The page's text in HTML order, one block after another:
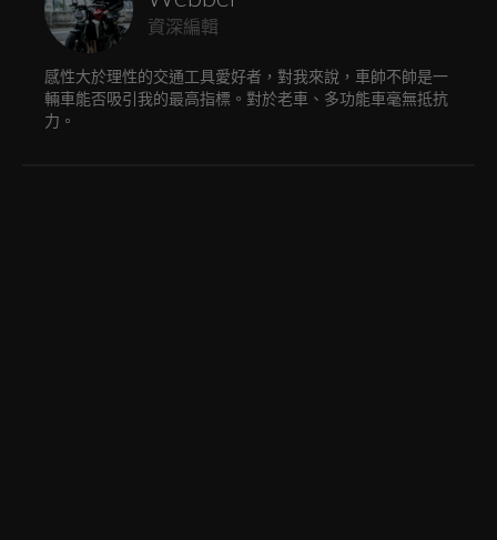
資深編輯
感性大於理性的交通工具愛好者，對我來說，車帥不帥是一
輛車能否吸引我的最高指標。對於老車、多功能車毫無抵抗
力。